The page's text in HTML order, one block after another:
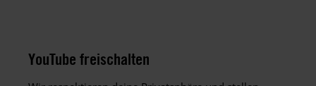
YouTube freischalten